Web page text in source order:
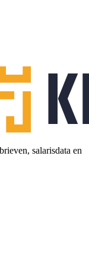
salarisdata en